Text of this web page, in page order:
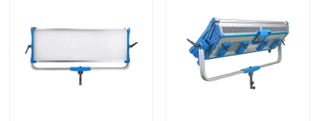
اخبار
پرونده ها